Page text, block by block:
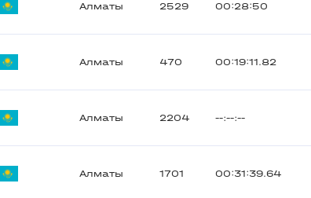
Алматы 2529 00:28:50
Алматы 470 00:19:11.82
Алматы 2204 --:--:--
Алматы 1701 00:31:39.64